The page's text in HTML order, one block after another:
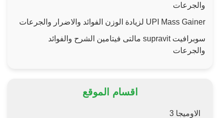
والجرعات
UPI Mass Gainer لزيادة الوزن الفوائد والاضرار والجرعات
سوبرافيت supravit مالتى فيتامين الشرح والفوائد
والجرعات
اقسام الموقع
الاوميجا 3